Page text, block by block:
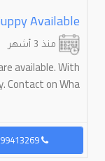
Available
منذ 3 أشهر
available. With
Contact on Wha...
96599413269